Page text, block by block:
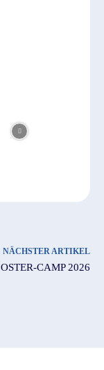
NÄCHSTER ARTIKEL
OSTER-CAMP 2026